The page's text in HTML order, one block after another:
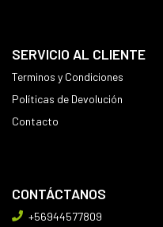
SERVICIO AL CLIENTE
Terminos y Condiciones
Políticas de Devolución
Contacto
CONTÁCTANOS
+56944577809